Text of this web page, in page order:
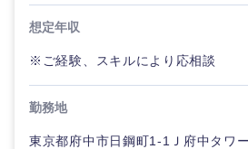
想定年収
※ご経験、スキルにより応相談
勤務地
東京都府中市日鋼町1-1Ｊ府中タワー